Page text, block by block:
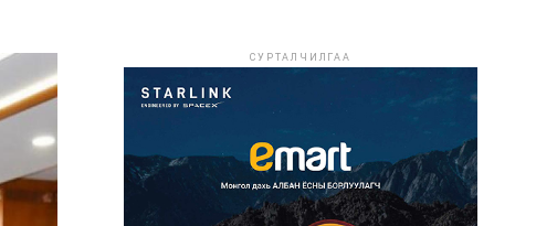
СУРТАЛЧИЛГАА